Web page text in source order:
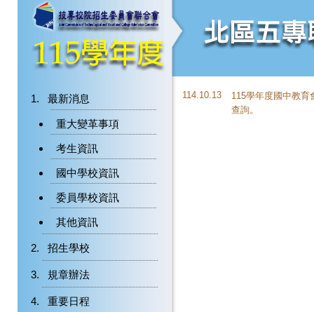
最新消息
重大變革事項
考生資訊
國中學校資訊
委員學校資訊
其他資訊
招生學校
規章辦法
重要日程
114.10.13
115學年度國中教
查詢。